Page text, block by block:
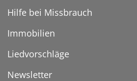
Hilfe bei Missbrauch
Immobilien
Liedvorschläge
Newsletter